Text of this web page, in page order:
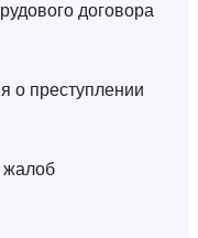
договора
о преступлении
жалоб